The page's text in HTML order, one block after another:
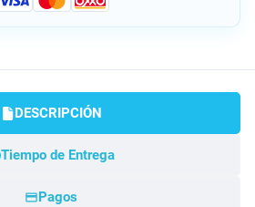
DESCRIPCIÓN
Tiempo de Entrega
Pagos